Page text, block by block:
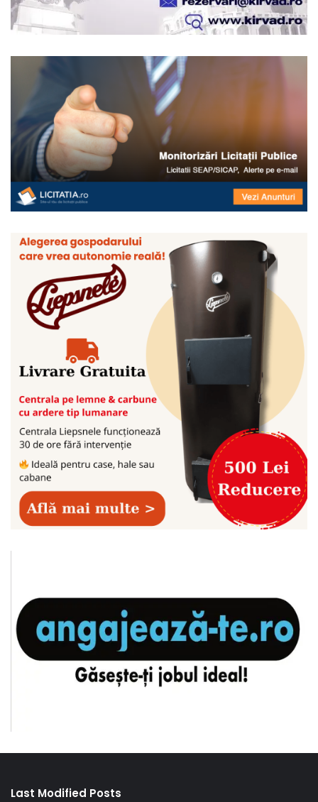
Last Modified Posts